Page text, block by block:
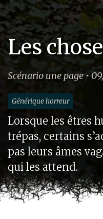
Les
Scénario une page •
Générique horreur
Lorsque les êtres
trépas, certains
pas leurs âmes
qui les attend.